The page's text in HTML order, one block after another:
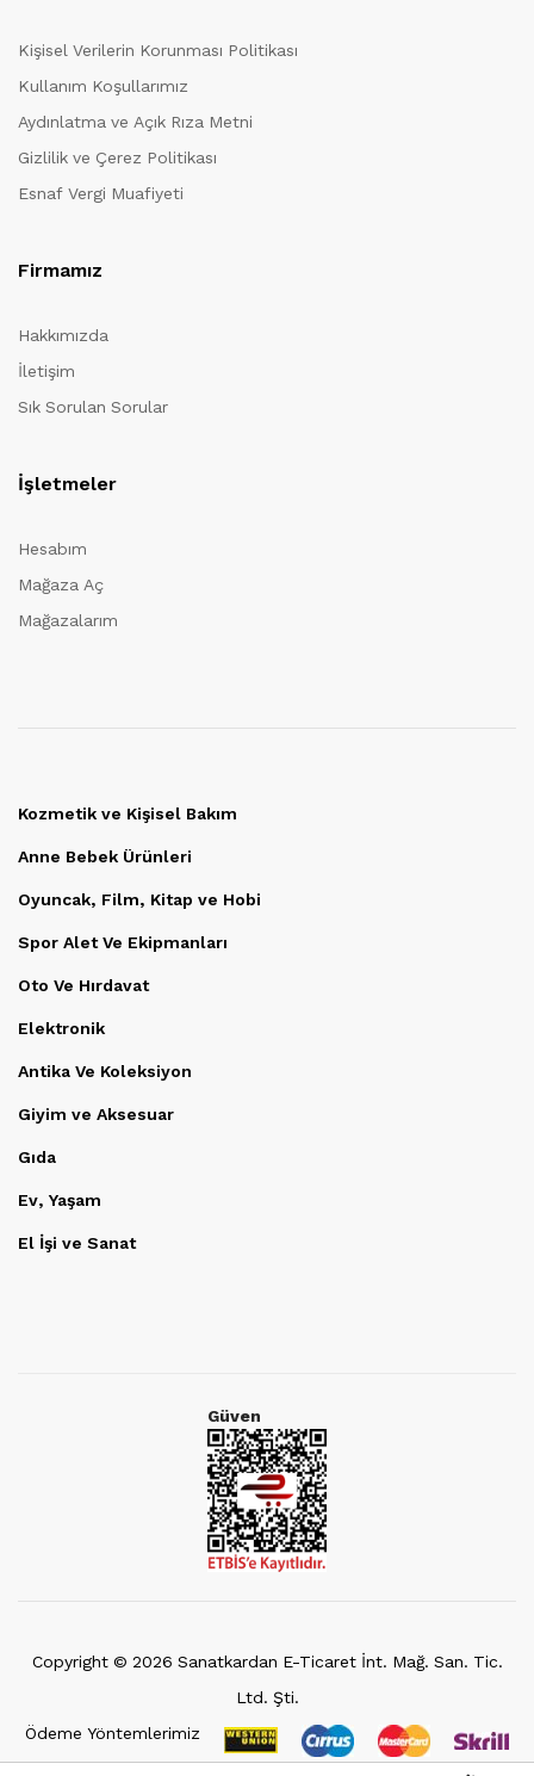
Kişisel Verilerin Korunması Politikası
Kullanım Koşullarımız
Aydınlatma ve Açık Rıza Metni
Gizlilik ve Çerez Politikası
Esnaf Vergi Muafiyeti
Firmamız
Hakkımızda
İletişim
Sık Sorulan Sorular
İşletmeler
Hesabım
Mağaza Aç
Mağazalarım
Kozmetik ve Kişisel Bakım
Anne Bebek Ürünleri
Oyuncak, Film, Kitap ve Hobi
Spor Alet Ve Ekipmanları
Oto Ve Hırdavat
Elektronik
Antika Ve Koleksiyon
Giyim ve Aksesuar
Gıda
Ev, Yaşam
El İşi ve Sanat
Güven
Copyright © 2026 Sanatkardan E-Ticaret İnt. Mağ. San. Tic.
Ltd. Şti.
Ödeme Yöntemlerimiz